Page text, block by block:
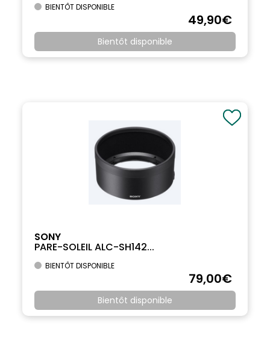
BIENTÔT DISPONIBLE
49,90€
Bientôt disponible
SONY
PARE-SOLEIL ALC-SH142...
BIENTÔT DISPONIBLE
79,00€
Bientôt disponible